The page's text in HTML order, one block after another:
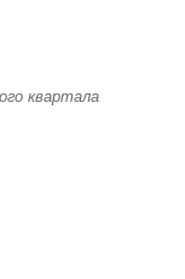
квартала